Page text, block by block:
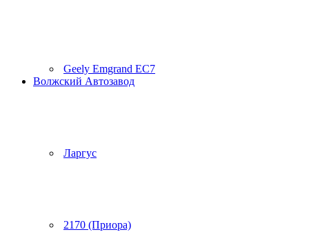
Geely Emgrand EC7
Волжский Автозавод
Ларгус
2170 (Приора)